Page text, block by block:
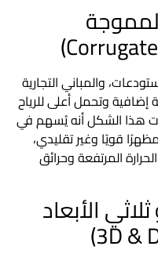
والمباني التجارية
إضافية وتحمل أعلى للرياح
هذا الشكل أنه يُسهم في
قويًا وغير تقليدي،
المرتفعة وحرائق
الأبعاد